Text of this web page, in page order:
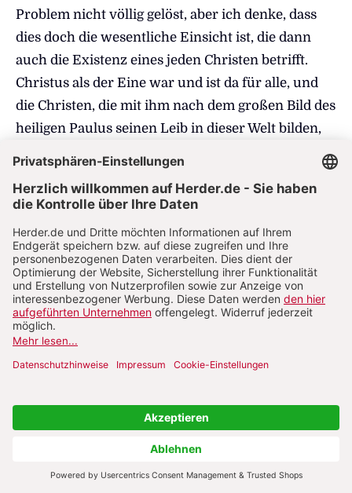
Problem nicht völlig gelöst, aber ich denke, dass
dies doch die wesentliche Einsicht ist, die dann
auch die Existenz eines jeden Christen betrifft.
Christus als der Eine war und ist da für alle, und
die Christen, die mit ihm nach dem großen Bild des
heiligen Paulus seinen Leib in dieser Welt bilden,
sozusagen nicht für sich selber, sondern mit
Christus für die anderen. Es bedeutet nicht eine
Seligkeit, sondern die Sendung zum Mittragen des
Ganzen. Was der Mensch zum Heil braucht, ist die
innere Offenheit für Gott, das innere Warten und
Zugehen auf ihn, und das bedeutet umgekehrt,
dass wir mit dem Herrn, der uns begegnet ist, auf
Man kann dieses Für-Sein auch etwas abstrakter
verständlich machen. Es ist wichtig für die